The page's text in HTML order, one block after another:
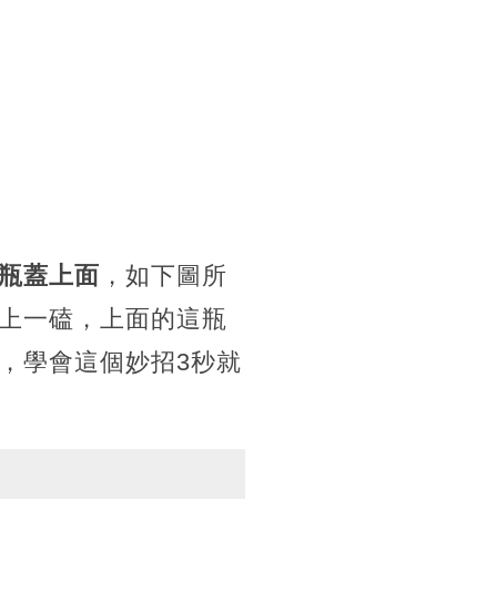
蓋上面 ，如下圖所
一磕，上面的這瓶
學會這個妙招3秒就